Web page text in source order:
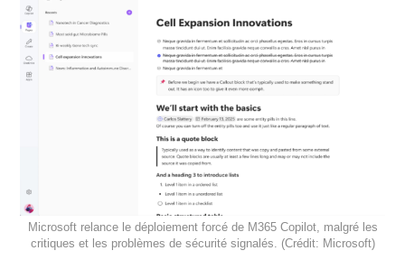
Microsoft relance le déploiement forcé de M365 Copilot, malgré les
critiques et les problèmes de sécurité signalés. (Crédit: Microsoft)